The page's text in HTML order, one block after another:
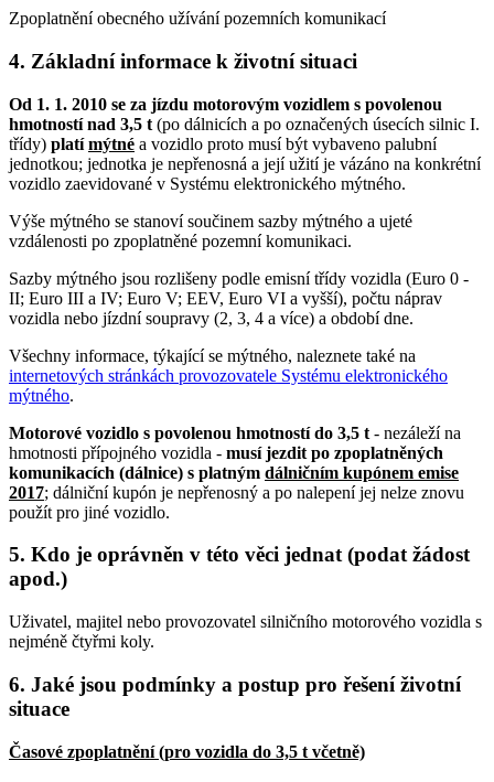
Zpoplatnění obecného užívání pozemních komunikací
4. Základní informace k životní situaci
Od 1. 1. 2010 se za jízdu motorovým vozidlem s povolenou
hmotností nad 3,5 t (po dálnicích a po označených úsecích silnic I.
třídy) platímýtné a vozidlo proto musí být vybaveno palubní
jednotkou; jednotka je nepřenosná a její užití je vázáno na konkrétní
vozidlo zaevidované v Systému elektronického mýtného.
Výše mýtného se stanoví součinem sazby mýtného a ujeté
vzdálenosti po zpoplatněné pozemní komunikaci.
Sazby mýtného jsou rozlišeny podle emisní třídy vozidla (Euro 0 -
II; Euro III a IV; Euro V; EEV, Euro VI a vyšší), počtu náprav
vozidla nebo jízdní soupravy (2, 3, 4 a více) a období dne.
Všechny informace, týkající se mýtného, naleznete také na
internetových stránkách provozovatele Systému elektronického
mýtného.
Motorové vozidlo s povolenou hmotností do 3,5 t - nezáleží na
hmotnosti přípojného vozidla - musí jezdit po zpoplatněných
komunikacích (dálnice) s platným dálničním kupónem emise
2017; dálniční kupón je nepřenosný a po nalepení jej nelze znovu
použít pro jiné vozidlo.
5. Kdo je oprávněn v této věci jednat (podat žádost
apod.)
Uživatel, majitel nebo provozovatel silničního motorového vozidla s
nejméně čtyřmi koly.
6. Jaké jsou podmínky a postup pro řešení životní
situace
Časové zpoplatnění (pro vozidla do 3,5 t včetně)